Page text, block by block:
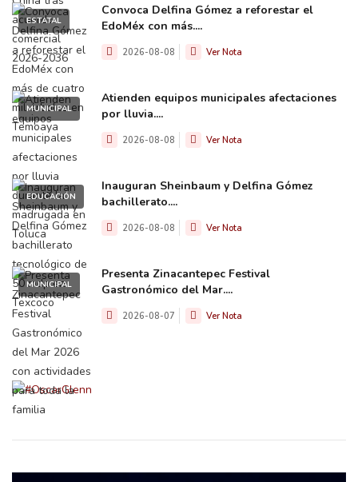
ESTATAL
Convoca Delfina Gómez a reforestar el
EdoMéx con más....
2026-08-08 Ver Nota
MUNICIPAL
Atienden equipos municipales afectaciones
por lluvia....
2026-08-08 Ver Nota
EDUCACIÓN
Inauguran Sheinbaum y Delfina Gómez
bachillerato....
2026-08-08 Ver Nota
MUNICIPAL
Presenta Zinacantepec Festival
Gastronómico del Mar....
2026-08-07 Ver Nota